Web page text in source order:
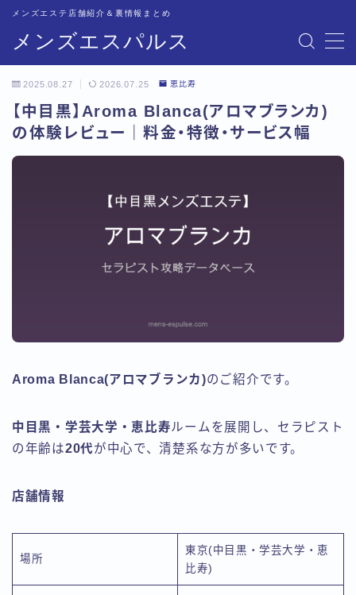
メンズエスパルス
メンズエステ店舗紹介＆裏情報まとめ
記事一覧
2025.08.27 2026.07.25 恵比寿
【中目黒】Aroma Blanca(アロマブランカ)
の体験レビュー｜料金・特徴・サービス幅
Aroma Blanca(アロマブランカ)のご紹介です。
中目黒・学芸大学・恵比寿ルームを展開し、セラピスト
の年齢は20代が中心で、清楚系な方が多いです。
店舗情報
場所
東京(中目黒・学芸大学・恵
比寿)